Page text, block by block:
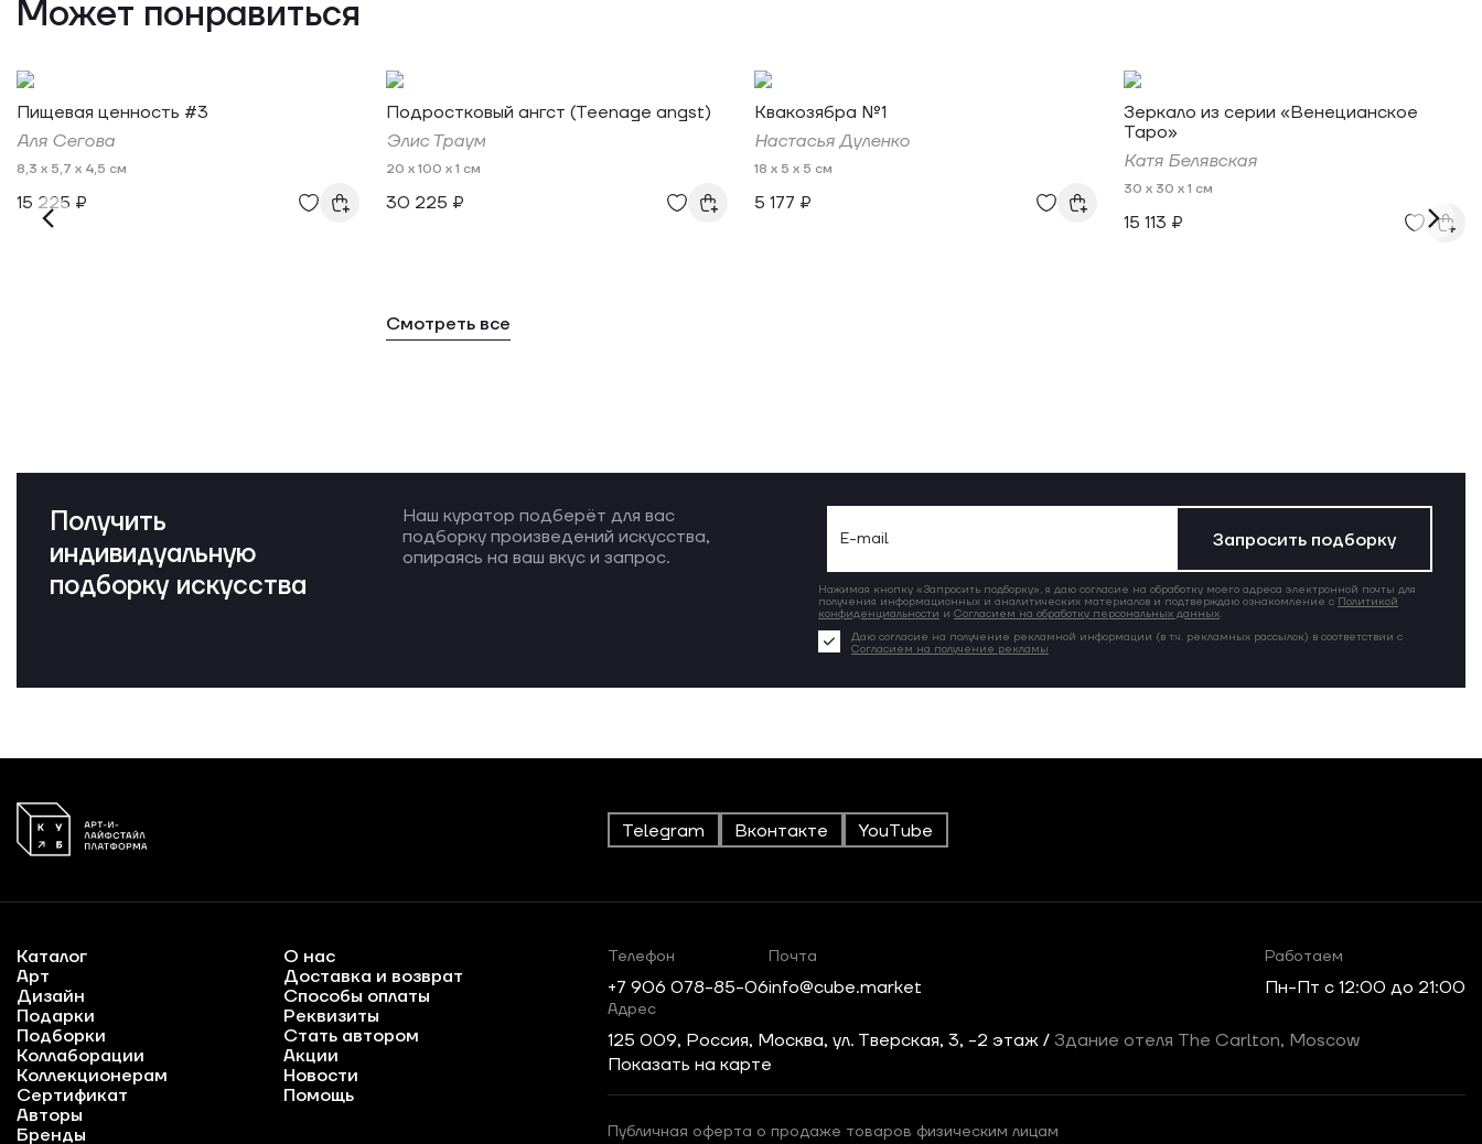
Может понравиться
Пищевая ценность #3
Аля Сегова
8,3 x 5,7 x 4,5 см
15 225 ₽
Подростковый ангст (Teenage angst)
Элис Траум
20 x 100 x 1 см
30 225 ₽
Квакозябра №1
Настасья Дуленко
18 x 5 x 5 см
5 177 ₽
Зеркало из серии «Венецианское
Таро»
Катя Белявская
30 x 30 x 1 см
15 113 ₽
Смотреть все
Получить
индивидуальную
подборку искусства
Наш куратор подберёт для вас
подборку произведений искусства,
опираясь на ваш вкус и запрос.
Запросить подборку
Нажимая кнопку «Запросить подборку», я даю согласие на обработку моего адреса электронной почты для
получения информационных и аналитических материалов и подтверждаю ознакомление с Политикой
конфиденциальности и Согласием на обработку персональных данных.
Даю согласие на получение рекламной информации (в т.ч. рекламных рассылок) в соответствии с
Согласием на получение рекламы
Telegram Вконтакте YouTube
Каталог
Арт
Дизайн
Подарки
Подборки
Коллаборации
Коллекционерам
Сертификат
Авторы
Бренды
О нас
Доставка и возврат
Способы оплаты
Реквизиты
Стать автором
Акции
Новости
Помощь
Телефон
+7 906 078-85-06
Почта
info@cube.market
Работаем
Пн-Пт c 12:00 до 21:00
Адрес
125 009, Россия, Москва, ул. Тверская, 3, -2 этаж / Здание отеля The Carlton, Moscow
Показать на карте
Публичная оферта о продаже товаров физическим лицам